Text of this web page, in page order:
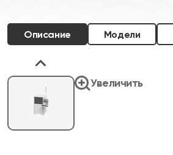
Описание Модели
Увеличить